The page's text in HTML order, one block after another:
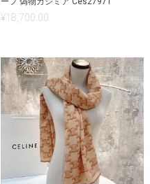
¥18,700.00